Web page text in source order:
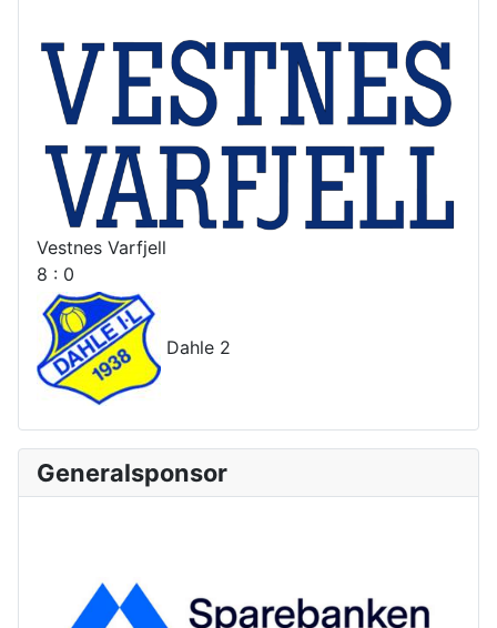
Vestnes Varfjell
8 : 0
Dahle 2
Generalsponsor